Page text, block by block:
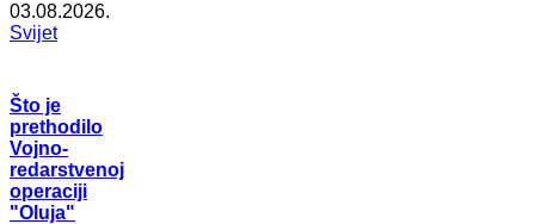
03.08.2026.
Svijet
Što je
prethodilo
Vojno-
redarstvenoj
operaciji
"Oluja"